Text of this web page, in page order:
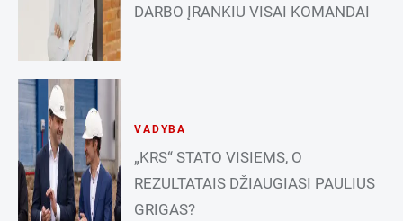
DARBO ĮRANKIU VISAI KOMANDAI
VADYBA
„KRS“ STATO VISIEMS, O
REZULTATAIS DŽIAUGIASI PAULIUS
GRIGAS?